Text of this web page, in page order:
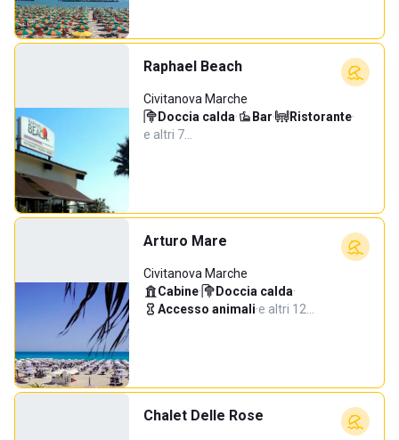
Raphael Beach
Civitanova Marche
Doccia calda· Bar· Ristorante·
e altri 7…
Arturo Mare
Civitanova Marche
Cabine· Doccia calda·
Accesso animali·e altri 12…
Chalet Delle Rose